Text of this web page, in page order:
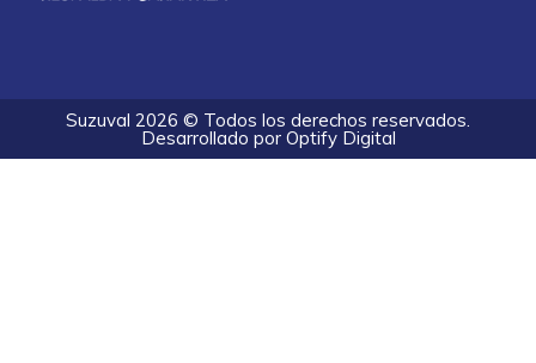
Suzuval 2026 © Todos los derechos reservados.
Desarrollado por Optify Digital